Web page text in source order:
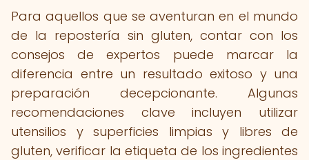
Para aquellos que se aventuran en el mundo
de la repostería sin gluten, contar con los
consejos de expertos puede marcar la
diferencia entre un resultado exitoso y una
preparación decepcionante. Algunas
recomendaciones clave incluyen utilizar
utensilios y superficies limpias y libres de
gluten, verificar la etiqueta de los ingredientes